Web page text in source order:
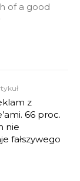
of a good
z
66 proc.
nie
fałszywego